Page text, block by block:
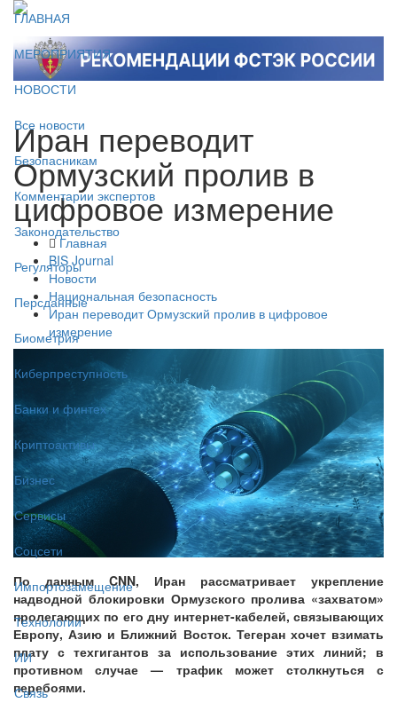
ГЛАВНАЯ
МЕРОПРИЯТИЯ
НОВОСТИ
Все новости
Безопасникам
Комментарии экспертов
Законодательство
Регуляторы
Персданные
Биометрия
Киберпреступность
Банки и финтех
Криптоактивы
Бизнес
Сервисы
Соцсети
Импортозамещение
Технологии
ИИ
Связь
Иран переводит
Ормузский пролив в
цифровое измерение
Главная
BIS Journal
Новости
Национальная безопасность
Иран переводит Ормузский пролив в цифровое
измерение
По данным CNN, Иран рассматривает укрепление
надводной блокировки Ормузского пролива «захватом»
пролегающих по его дну интернет-кабелей, связывающих
Европу, Азию и Ближний Восток. Тегеран хочет взимать
плату с техгигантов за использование этих линий; в
противном случае — трафик может столкнуться с
перебоями.